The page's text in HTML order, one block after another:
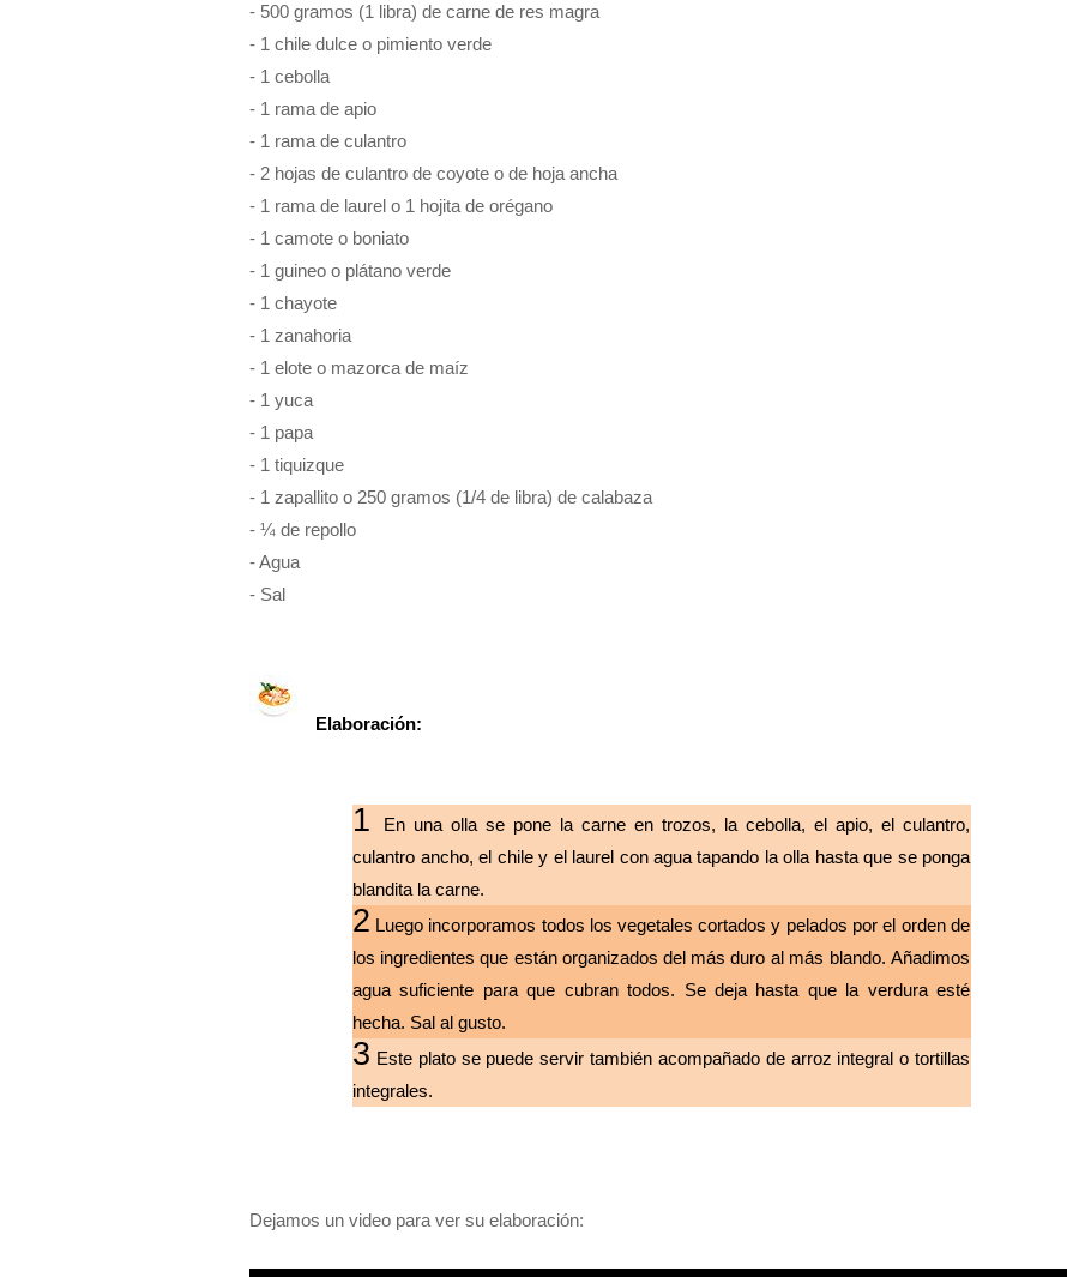
- 500 gramos (1 libra) de carne de res magra
- 1 chile dulce o pimiento verde
- 1 cebolla
- 1 rama de apio
- 1 rama de culantro
- 2 hojas de culantro de coyote o de hoja ancha
- 1 rama de laurel o 1 hojita de orégano
- 1 camote o boniato
- 1 guineo o plátano verde
- 1 chayote
- 1 zanahoria
- 1 elote o mazorca de maíz
- 1 yuca
- 1 papa
- 1 tiquizque
- 1 zapallito o 250 gramos (1/4 de libra) de calabaza
- ¼ de repollo
- Agua
- Sal
Elaboración:
1
En una olla se pone la carne en trozos, la cebolla, el apio, el culantro,
culantro ancho, el chile y el laurel con agua tapando la olla hasta que se ponga
blandita la carne.
2 Luego incorporamos todos los vegetales cortados y pelados por el orden de
los ingredientes que están organizados del más duro al más blando. Añadimos
agua suficiente para que cubran todos. Se deja hasta que la verdura esté
hecha. Sal al gusto.
3 Este plato se puede servir también acompañado de arroz integral o tortillas
integrales.
Dejamos un video para ver su elaboración: